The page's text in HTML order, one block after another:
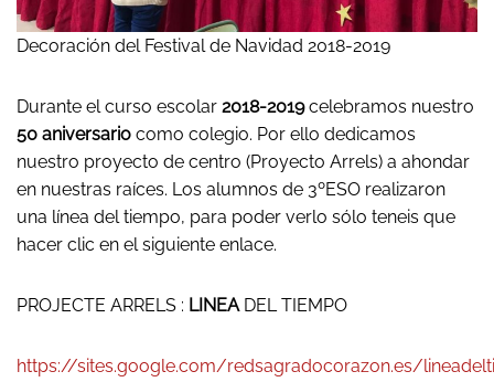
Decoración del Festival de Navidad 2018-2019
Durante el curso escolar 2018-2019celebramos nuestro
50 aniversario como colegio. Por ello dedicamos
nuestro proyecto de centro (Proyecto Arrels) a ahondar
en nuestras raíces. Los alumnos de 3ºESO realizaron
una línea del tiempo, para poder verlo sólo teneis que
hacer clic en el siguiente enlace.
PROJECTE ARRELS : LINEA DEL TIEMPO
https://sites.google.com/redsagradocorazon.es/